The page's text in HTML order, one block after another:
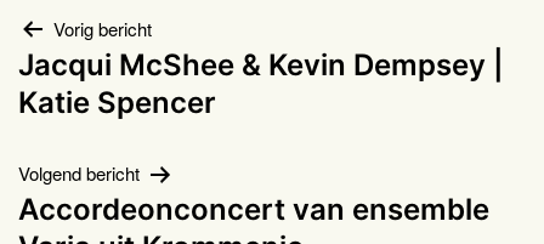
Bericht
navigatie
Vorig bericht
Jacqui McShee & Kevin Dempsey |
Katie Spencer
Volgend bericht
Accordeonconcert van ensemble